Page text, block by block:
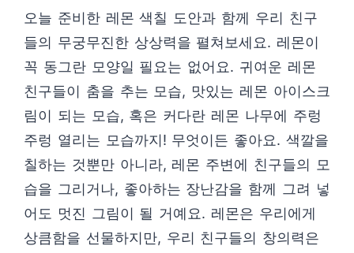
오늘 준비한 레몬 색칠 도안과 함께 우리 친구
들의 무궁무진한 상상력을 펼쳐보세요. 레몬이
꼭 동그란 모양일 필요는 없어요. 귀여운 레몬
친구들이 춤을 추는 모습, 맛있는 레몬 아이스크
림이 되는 모습, 혹은 커다란 레몬 나무에 주렁
주렁 열리는 모습까지! 무엇이든 좋아요. 색깔을
칠하는 것뿐만 아니라, 레몬 주변에 친구들의 모
습을 그리거나, 좋아하는 장난감을 함께 그려 넣
어도 멋진 그림이 될 거예요. 레몬은 우리에게
상큼함을 선물하지만, 우리 친구들의 창의력은